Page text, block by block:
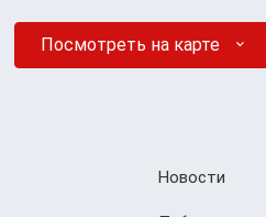
Посмотреть на карте
Новости